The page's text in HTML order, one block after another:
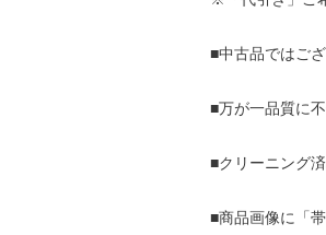
■中古品ではご
■万が一品質に
■クリーニング済
■商品画像に「